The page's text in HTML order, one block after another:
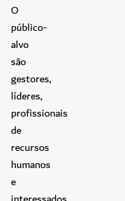
O
público-
alvo
são
gestores,
líderes,
profissionais
de
recursos
humanos
e